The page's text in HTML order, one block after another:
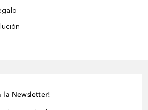
la Newsletter!